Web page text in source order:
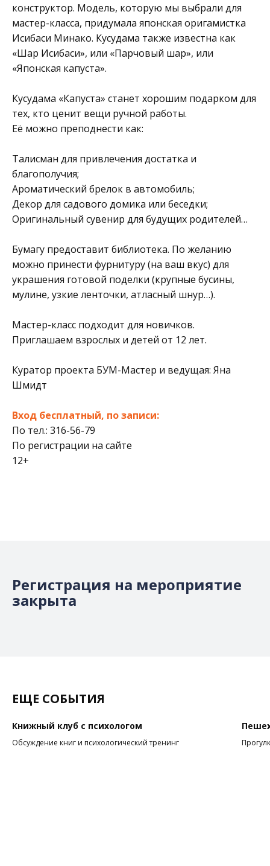
конструктор. Модель, которую мы выбрали для
мастер-класса, придумала японская оригамистка
Исибаси Минако. Кусудама также известна как
«Шар Исибаси», или «Парчовый шар», или
«Японская капуста».
Кусудама «Капуста» станет хорошим подарком для
тех, кто ценит вещи ручной работы.
Её можно преподнести как:
Талисман для привлечения достатка и
благополучия;
Ароматический брелок в автомобиль;
Декор для садового домика или беседки;
Оригинальный сувенир для будущих родителей…
Бумагу предоставит библиотека. По желанию
можно принести фурнитуру (на ваш вкус) для
украшения готовой поделки (крупные бусины,
мулине, узкие ленточки, атласный шнур…).
Мастер-класс подходит для новичков.
Приглашаем взрослых и детей от 12 лет.
Куратор проекта БУМ-Мастер и ведущая: Яна
Шмидт
Вход бесплатный, по записи:
По тел.: 316-56-79
По регистрации на сайте
12+
Регистрация на мероприятие
закрыта
ЕЩЕ СОБЫТИЯ
Книжный клуб с психологом
Обсуждение книг и психологический тренинг